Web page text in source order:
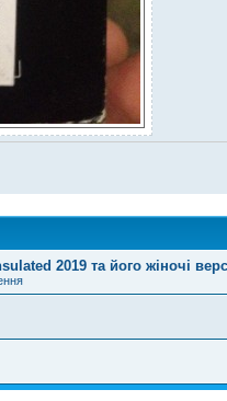
2019 та його жіночі